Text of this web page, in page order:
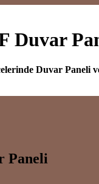
Duvar
Duvar Paneli
Paneli